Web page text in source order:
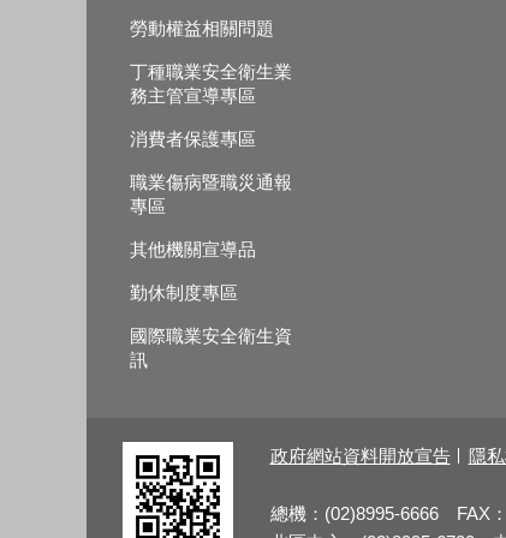
勞動權益相關問題
丁種職業安全衛生業
務主管宣導專區
消費者保護專區
職業傷病暨職災通報
專區
其他機關宣導品
勤休制度專區
國際職業安全衛生資
訊
政府網站資料開放宣告 隱
總機：(02)8995-6666 FAX